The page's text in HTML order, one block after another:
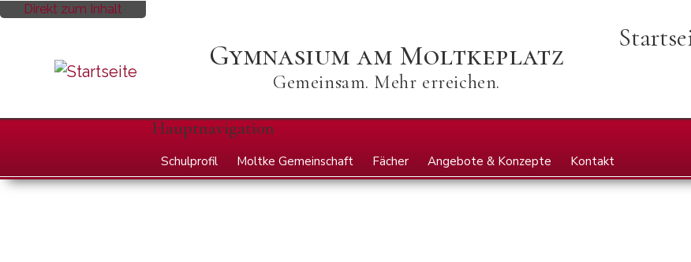
Direkt zum Inhalt
Gymnasium am Moltkeplatz
Gemeinsam. Mehr erreichen.
Hauptnavigation
Schulprofil Moltke Gemeinschaft Fächer Angebote & Konzepte Kontakt